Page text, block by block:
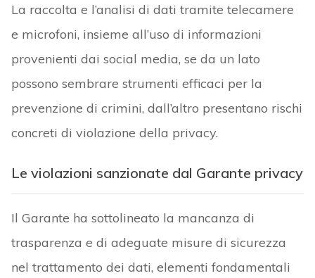
La raccolta e l’analisi di dati tramite telecamere
e microfoni, insieme all’uso di informazioni
provenienti dai social media, se da un lato
possono sembrare strumenti efficaci per la
prevenzione di crimini, dall’altro presentano rischi
concreti di violazione della privacy.
Le violazioni sanzionate dal Garante privacy
Il Garante ha sottolineato la mancanza di
trasparenza e di adeguate misure di sicurezza
nel trattamento dei dati, elementi fondamentali